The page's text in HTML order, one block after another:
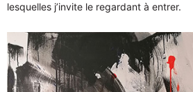
lesquelles j’invite le regardant à entrer.